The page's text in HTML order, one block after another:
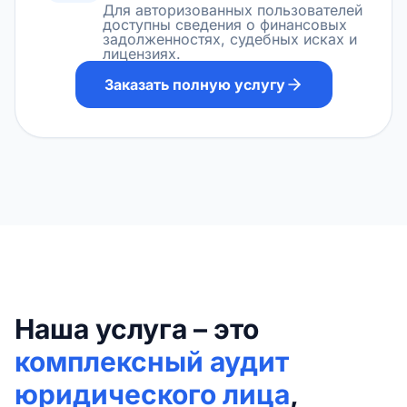
Для авторизованных пользователей
доступны сведения о финансовых
задолженностях, судебных исках и
лицензиях.
Заказать полную услугу
Наша услуга – это
комплексный аудит
юридического лица,